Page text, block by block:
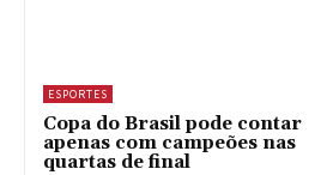
ESPORTES
Copa do Brasil pode contar
apenas com campeões nas
quartas de final